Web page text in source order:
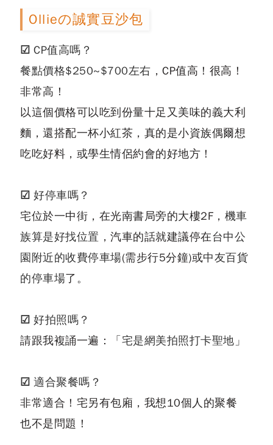
Ollieの誠實豆沙包
☑ CP值高嗎？
餐點價格$250~$700左右 ，CP值高！很高！
非常高！
以這個價格可以吃到份量十足又美味的義大利
麵，還搭配一杯小紅茶，真的是小資族偶爾想
吃吃好料，或學生情侶約會的好地方！
☑ 好停車嗎？
宅位於一中街，在光南書局旁的大樓2F， 機車
族算是好找位置 ，汽車的話就建議停在台中公
園附近的收費停車場(需步行5分鐘)或中友百貨
的停車場了。
☑ 好拍照嗎？
請跟我複誦一遍：「 宅是網美拍照打卡聖地 」
☑ 適合聚餐嗎？
非常適合！宅另有包廂，我想10個人的聚餐
也不是問題！